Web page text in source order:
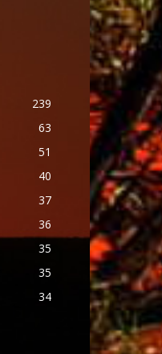
239
63
51
40
37
36
35
35
34